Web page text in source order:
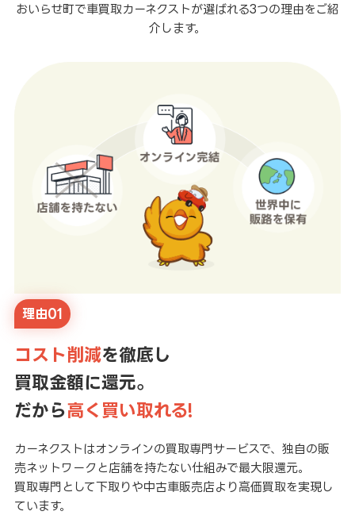
おいらせ町で車買取カーネクストが選ばれる3つの理由をご紹
介します。
理由01
コスト削減を徹底し
買取金額に還元。
だから高く買い取れる!
カーネクストはオンラインの買取専門サービスで、独自の販
売ネットワークと店舗を持たない仕組みで最大限還元。
買取専門として下取りや中古車販売店より高価買取を実現し
ています。